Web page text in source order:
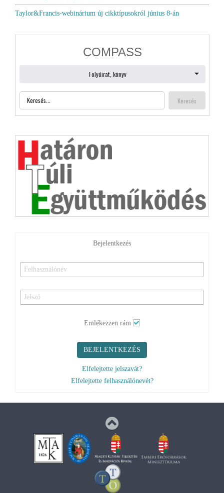
Taylor&Francis-webinárium új cikktípusokról június 8-án
Bejelentkezés
Emlékezzen rám
BEJELENTKEZÉS
Elfelejtette jelszavát?
Elfelejtette felhasználónevét?